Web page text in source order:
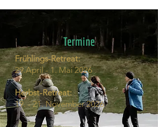
Termine
Frühlings-Retreat:
29.April - 1. Mai 2026
Herbst-Retreat:
19. - 21. November 2026